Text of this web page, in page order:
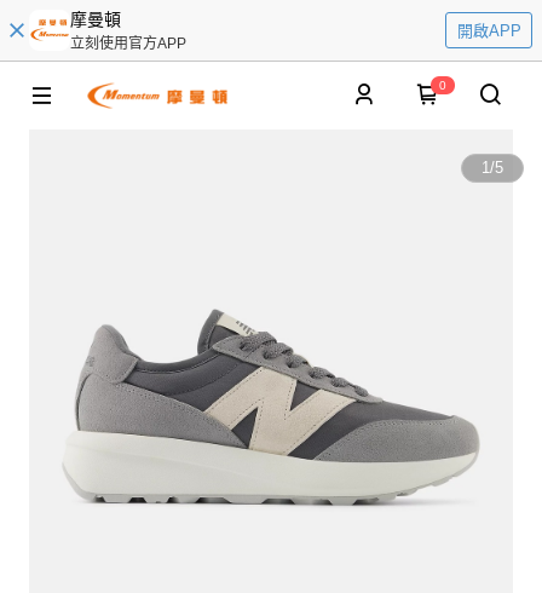
摩曼頓
立刻使用官方APP
開啟APP
0
1/5